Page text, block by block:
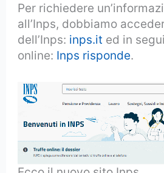
Per richiedere
all’Inps, dobbiamo
dell’Inps: inps.it ed in
online: Inps risponde.